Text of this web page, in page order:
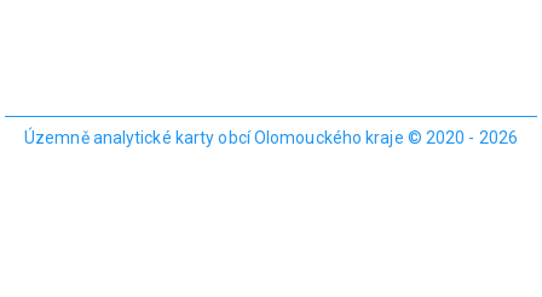
Územně analytické karty obcí Olomouckého kraje © 2020 - 2026